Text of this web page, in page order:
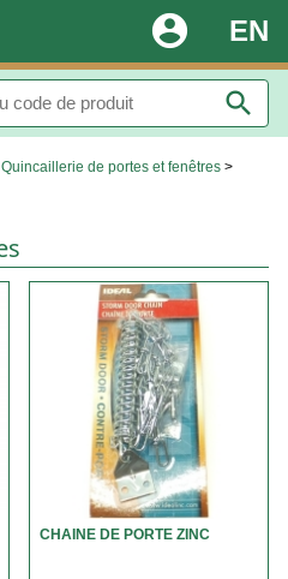
EN
account_circle
search
Quincaillerie de portes et fenêtres >
CHAINE DE PORTE ZINC